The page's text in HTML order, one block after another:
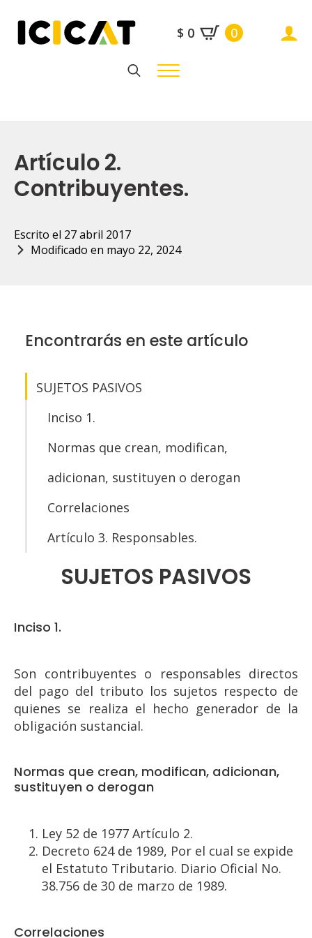
$ 0 0
Artículo 2.
Contribuyentes.
Escrito el 27 abril 2017
Modificado en mayo 22, 2024
Encontrarás en este artículo
SUJETOS PASIVOS
Inciso 1.
Normas que crean, modifican,
adicionan, sustituyen o derogan
Correlaciones
Artículo 3. Responsables.
SUJETOS PASIVOS
Inciso 1.
Son contribuyentes o responsables directos
del pago del tributo los sujetos respecto de
quienes se realiza el hecho generador de la
obligación sustancial.
Normas que crean, modifican, adicionan,
sustituyen o derogan
Ley 52 de 1977 Artículo 2.
Decreto 624 de 1989, Por el cual se expide
el Estatuto Tributario. Diario Oficial No.
38.756 de 30 de marzo de 1989.
Correlaciones